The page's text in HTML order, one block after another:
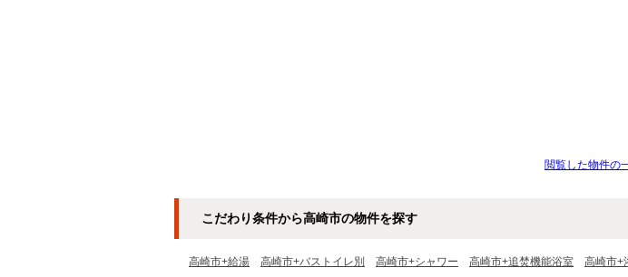
閲覧した物件の
こだわり条件から高崎市の物件を探す
高崎市+給湯 高崎市+バストイレ別 高崎市+シャワー 高崎市+追焚機能浴室 高崎市+